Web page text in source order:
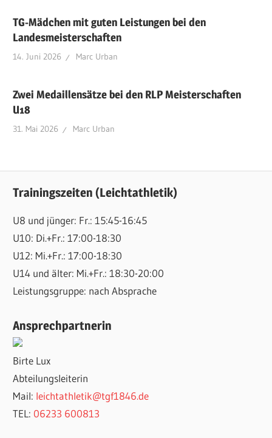
TG-Mädchen mit guten Leistungen bei den
Landesmeisterschaften
14. Juni 2026 Marc Urban
Zwei Medaillensätze bei den RLP Meisterschaften
U18
31. Mai 2026 Marc Urban
Trainingszeiten (Leichtathletik)
U8 und jünger: Fr.: 15:45-16:45
U10: Di.+Fr.: 17:00-18:30
U12: Mi.+Fr.: 17:00-18:30
U14 und älter: Mi.+Fr.: 18:30-20:00
Leistungsgruppe: nach Absprache
Ansprechpartnerin
Birte Lux
Abteilungsleiterin
Mail: leichtathletik@tgf1846.de
TEL: 06233 600813